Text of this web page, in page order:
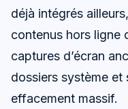
déjà intégrés
contenus hors ligne
captures d’écran
dossiers système et
effacement massif.